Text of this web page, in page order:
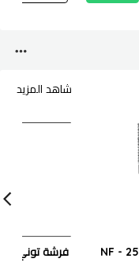
شاهد المزيد
فرشاة دائرية NF - 25
فرشة توني جاي